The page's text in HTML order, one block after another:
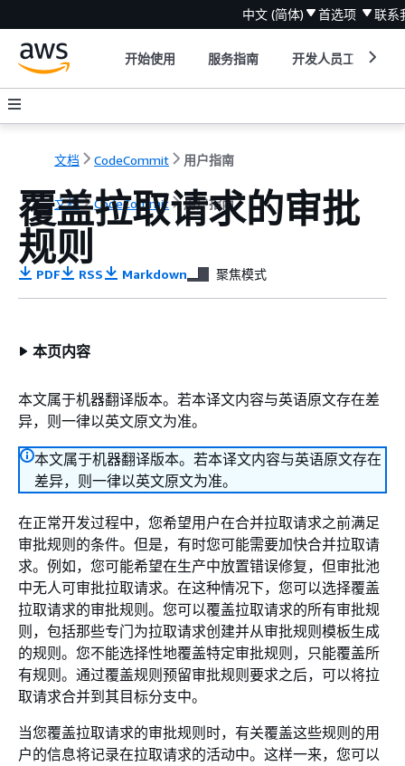
中文 (简体) 首选项 联系
开始使用 服务指南 开发人员工具
文档 CodeCommit 用户指南
文档 CodeCommit 用户指南
覆盖拉取请求的审批
规则
PDF RSS Markdown 聚焦模式
本页内容
本文属于机器翻译版本。若本译文内容与英语原文存在差
异，则一律以英文原文为准。
本文属于机器翻译版本。若本译文内容与英语原文存在
差异，则一律以英文原文为准。
在正常开发过程中，您希望用户在合并拉取请求之前满足
审批规则的条件。但是，有时您可能需要加快合并拉取请
求。例如，您可能希望在生产中放置错误修复，但审批池
中无人可审批拉取请求。在这种情况下，您可以选择覆盖
拉取请求的审批规则。您可以覆盖拉取请求的所有审批规
则，包括那些专门为拉取请求创建并从审批规则模板生成
的规则。您不能选择性地覆盖特定审批规则，只能覆盖所
有规则。通过覆盖规则预留审批规则要求之后，可以将拉
取请求合并到其目标分支中。
当您覆盖拉取请求的审批规则时，有关覆盖这些规则的用
户的信息将记录在拉取请求的活动中。这样一来，您可以